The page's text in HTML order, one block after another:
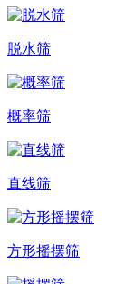
脱水筛
概率筛
直线筛
方形摇摆筛